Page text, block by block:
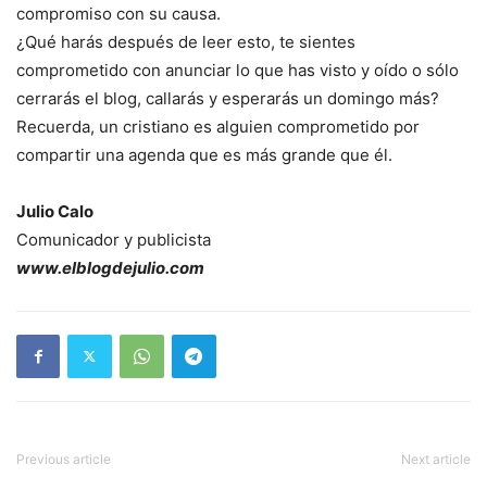
compromiso con su causa.
¿Qué harás después de leer esto, te sientes
comprometido con anunciar lo que has visto y oído o sólo
cerrarás el blog, callarás y esperarás un domingo más?
Recuerda, un cristiano es alguien comprometido por
compartir una agenda que es más grande que él.
Julio Calo
Comunicador y publicista
www.elblogdejulio.com
Previous article Next article